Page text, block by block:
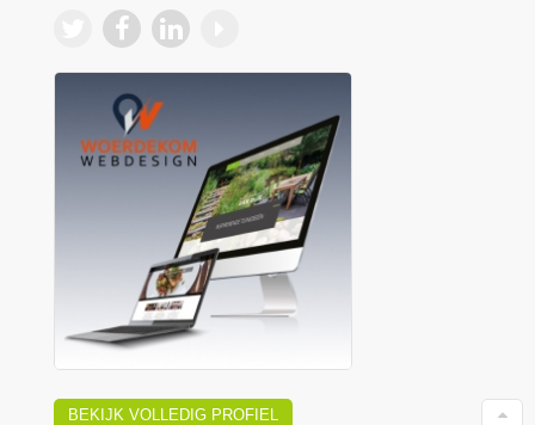
BEKIJK VOLLEDIG PROFIEL